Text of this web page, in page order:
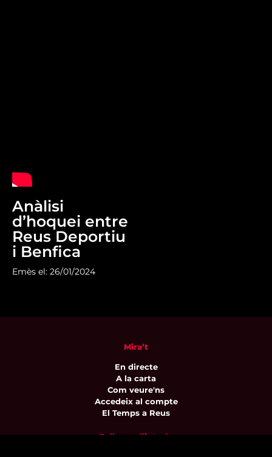
Anàlisi
d’hoquei entre
Reus Deportiu
i Benfica
Emès el: 26/01/2024
Mira’t
En directe
A la carta
Com veure'ns
Accedeix al compte
El Temps a Reus
Enllaços d’interès